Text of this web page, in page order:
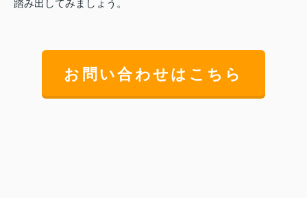
踏み出してみましょう。
お問い合わせはこちら